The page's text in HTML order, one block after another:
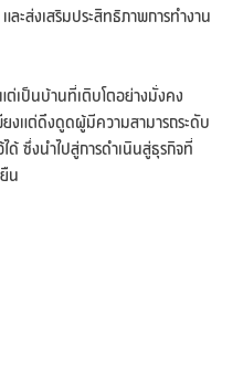
ละส่งเสริมประสิทธิภาพการทำงาน
ต่เป็นบ้านที่เติบโตอย่างมั่งคง
งแต่ดึงดูดผู้มีความสามารถระดับ
ด้ ซึ่งนำไปสู่การดำเนินสู่ธุรกิจที่
น